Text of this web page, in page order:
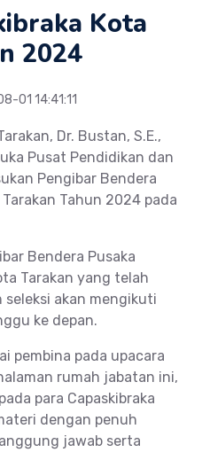
Kota
2024
01 14:41:11
Dr. Bustan, S.E.,
Pusat Pendidikan dan
Pengibar Bendera
Tahun 2024 pada
Bendera Pusaka
Tarakan yang telah
seleksi akan mengikuti
ke depan.
pembina pada upacara
rumah jabatan ini,
para Capaskibraka
dengan penuh
jawab serta